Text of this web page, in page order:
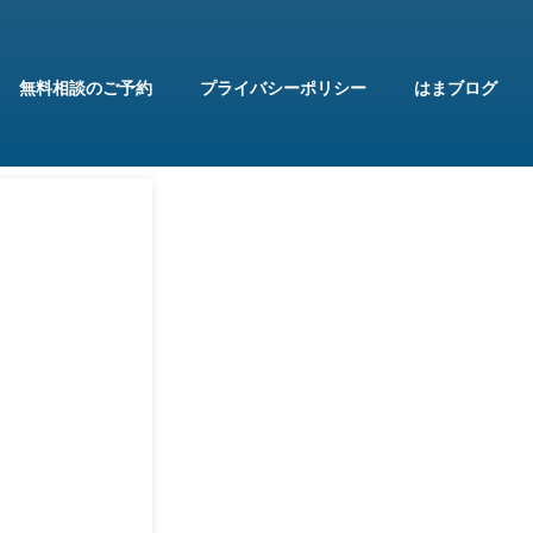
無料相談のご予約 プライバシーポリシー はまブログ